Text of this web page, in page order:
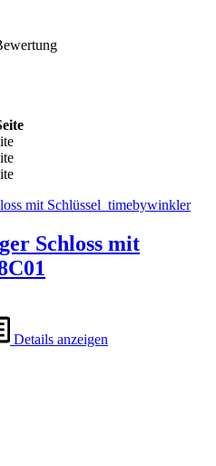
Schloss mit
Details anzeigen